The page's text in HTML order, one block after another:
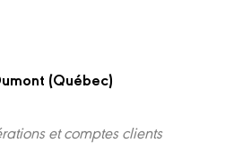
(Québec)
et comptes clients